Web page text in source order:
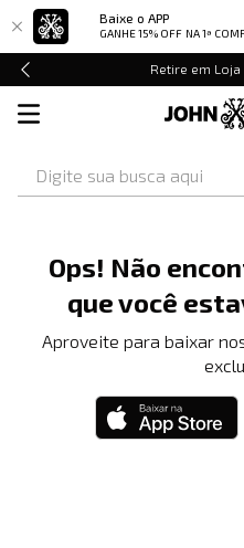
Baixe o APP
GANHE 15% OFF NA 1ª
Retire em Loja
Ops! Não
que você
Aproveite para baixar